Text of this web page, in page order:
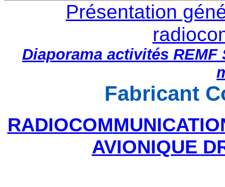
Présentation
Diaporama activités
Fabricant
AVIONIQUE